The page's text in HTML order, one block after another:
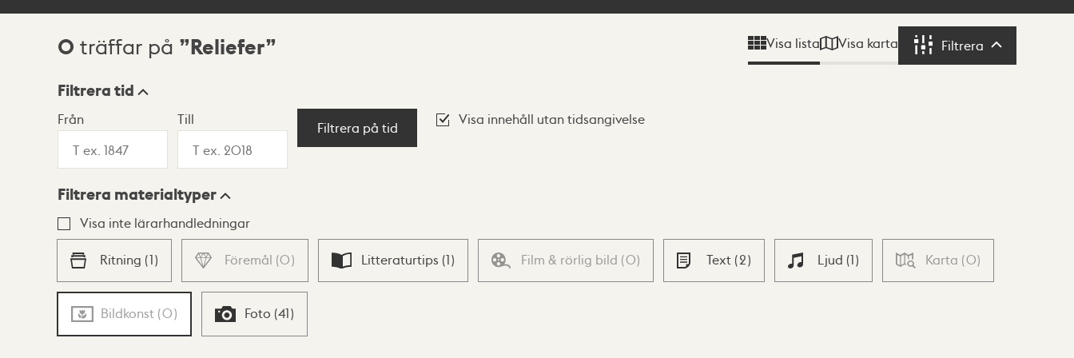
Sökresultat
0 träffar på Reliefer Visa lista Visa karta Filtrera Filtrera
Visningsläge
Lista Karta
Filtrera tid
Från Till
Filtrera på tid
Visa innehåll utan tidsangivelse
Filtrera materialtyper
Visa inte lärarhandledningar
Ritning (1) Föremål (0) Litteraturtips (1) Film & rörlig bild (0) Text (2) Ljud (1) Karta (0)
Bildkonst (0) Foto (41)